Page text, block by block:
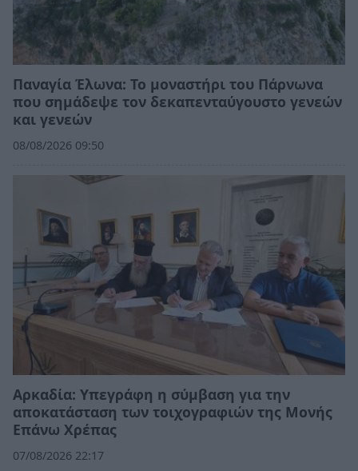
Παναγία Έλωνα: Το μοναστήρι του Πάρνωνα
που σημάδεψε τον δεκαπενταύγουστο γενεών
και γενεών
08/08/2026 09:50
Αρκαδία: Υπεγράφη η σύμβαση για την
αποκατάσταση των τοιχογραφιών της Μονής
Επάνω Χρέπας
07/08/2026 22:17